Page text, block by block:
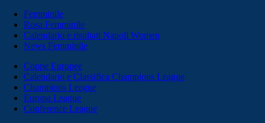
Femminile
Rosa Femminile
Calendario e risultati Napoli Women
News Femminile
Coppe Europee
Calendario e Classifica Champions League
Champions League
Europa League
Conference League